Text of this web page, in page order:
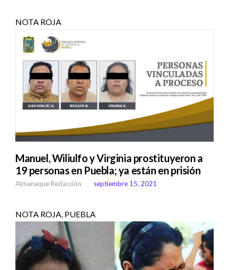
NOTA ROJA
Manuel, Wiliulfo y Virginia prostituyeron a
19 personas en Puebla; ya están en prisión
Almanaque Redacción septiembre 15, 2021
NOTA ROJA, PUEBLA